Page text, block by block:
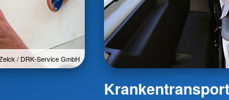
/ DRK-Service GmbH
Krankentransport